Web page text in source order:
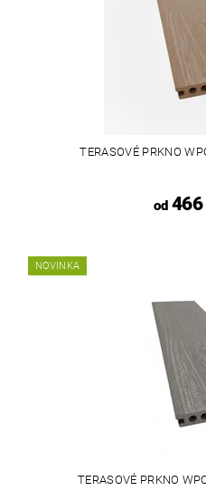
TERASOVÉ PRKNO
od466
NOVINKA
TERASOVÉ PRKNO